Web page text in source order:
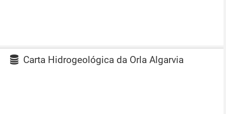
Carta Hidrogeológica da Orla Algarvia